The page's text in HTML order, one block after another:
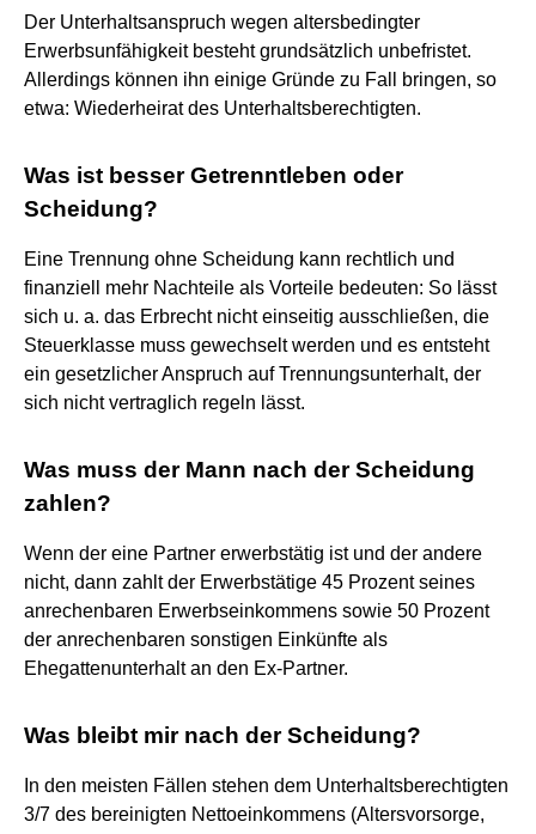
Der Unterhaltsanspruch wegen altersbedingter
Erwerbsunfähigkeit besteht grundsätzlich unbefristet.
Allerdings können ihn einige Gründe zu Fall bringen, so
etwa: Wiederheirat des Unterhaltsberechtigten.
Was ist besser Getrenntleben oder
Scheidung?
Eine Trennung ohne Scheidung kann rechtlich und
finanziell mehr Nachteile als Vorteile bedeuten: So lässt
sich u. a. das Erbrecht nicht einseitig ausschließen, die
Steuerklasse muss gewechselt werden und es entsteht
ein gesetzlicher Anspruch auf Trennungsunterhalt, der
sich nicht vertraglich regeln lässt.
Was muss der Mann nach der Scheidung
zahlen?
Wenn der eine Partner erwerbstätig ist und der andere
nicht, dann zahlt der Erwerbstätige 45 Prozent seines
anrechenbaren Erwerbseinkommens sowie 50 Prozent
der anrechenbaren sonstigen Einkünfte als
Ehegattenunterhalt an den Ex-Partner.
Was bleibt mir nach der Scheidung?
In den meisten Fällen stehen dem Unterhaltsberechtigten
3/7 des bereinigten Nettoeinkommens (Altersvorsorge,